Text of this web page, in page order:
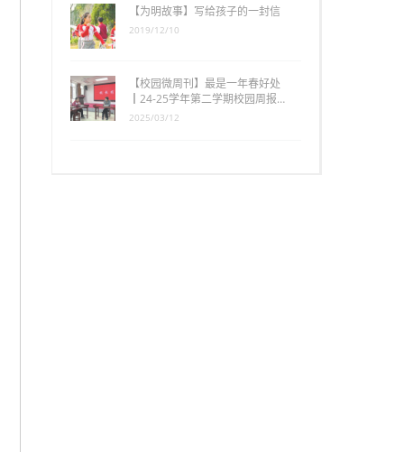
【为明故事】写给孩子的一封信
2019/12/10
【校园微周刊】最是一年春好处
┃24-25学年第二学期校园周报…
2025/03/12